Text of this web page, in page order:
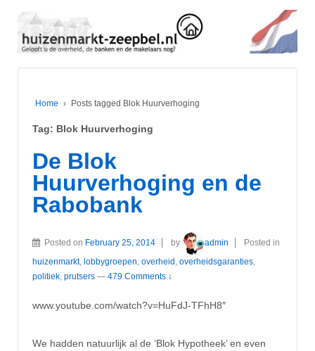
Home › Posts tagged Blok Huurverhoging
Tag: Blok Huurverhoging
De Blok
Huurverhoging en de
Rabobank
Posted on February 25, 2014 by admin
Posted in
huizenmarkt, lobbygroepen, overheid , overheidsgaranties,
politiek, prutsers — 479 Comments ↓
www.youtube.com/watch?v=HuFdJ-TFhH8″
We hadden natuurlijk al de ‘Blok Hypotheek’ en even